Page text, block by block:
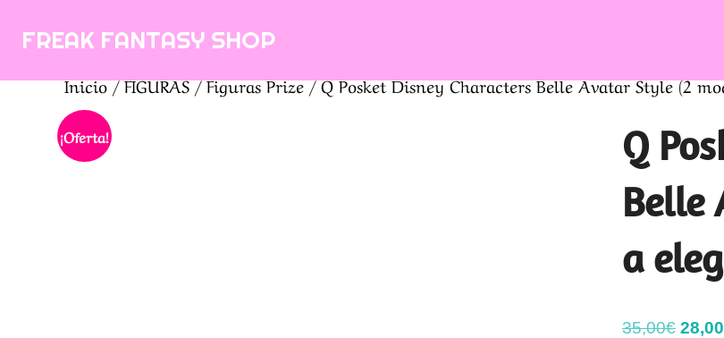
contenido
FREAK FANTASY SHOP
Inicio/FIGURAS/Figuras Prize/ Q Posket Disney Characters Belle Avatar Style (2
¡Oferta!
Q
Belle
a
35,00€ El
28,00